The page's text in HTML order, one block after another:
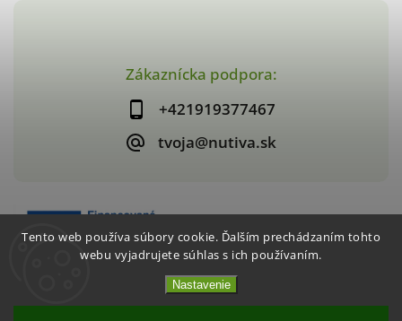
Tento web používa súbory cookie. Ďalším prechádzaním tohto
webu vyjadrujete súhlas s ich používaním.
Nastavenie
Zákaznícka podpora:
+421919377467
tvoja@nutiva.sk
nutiva.sk